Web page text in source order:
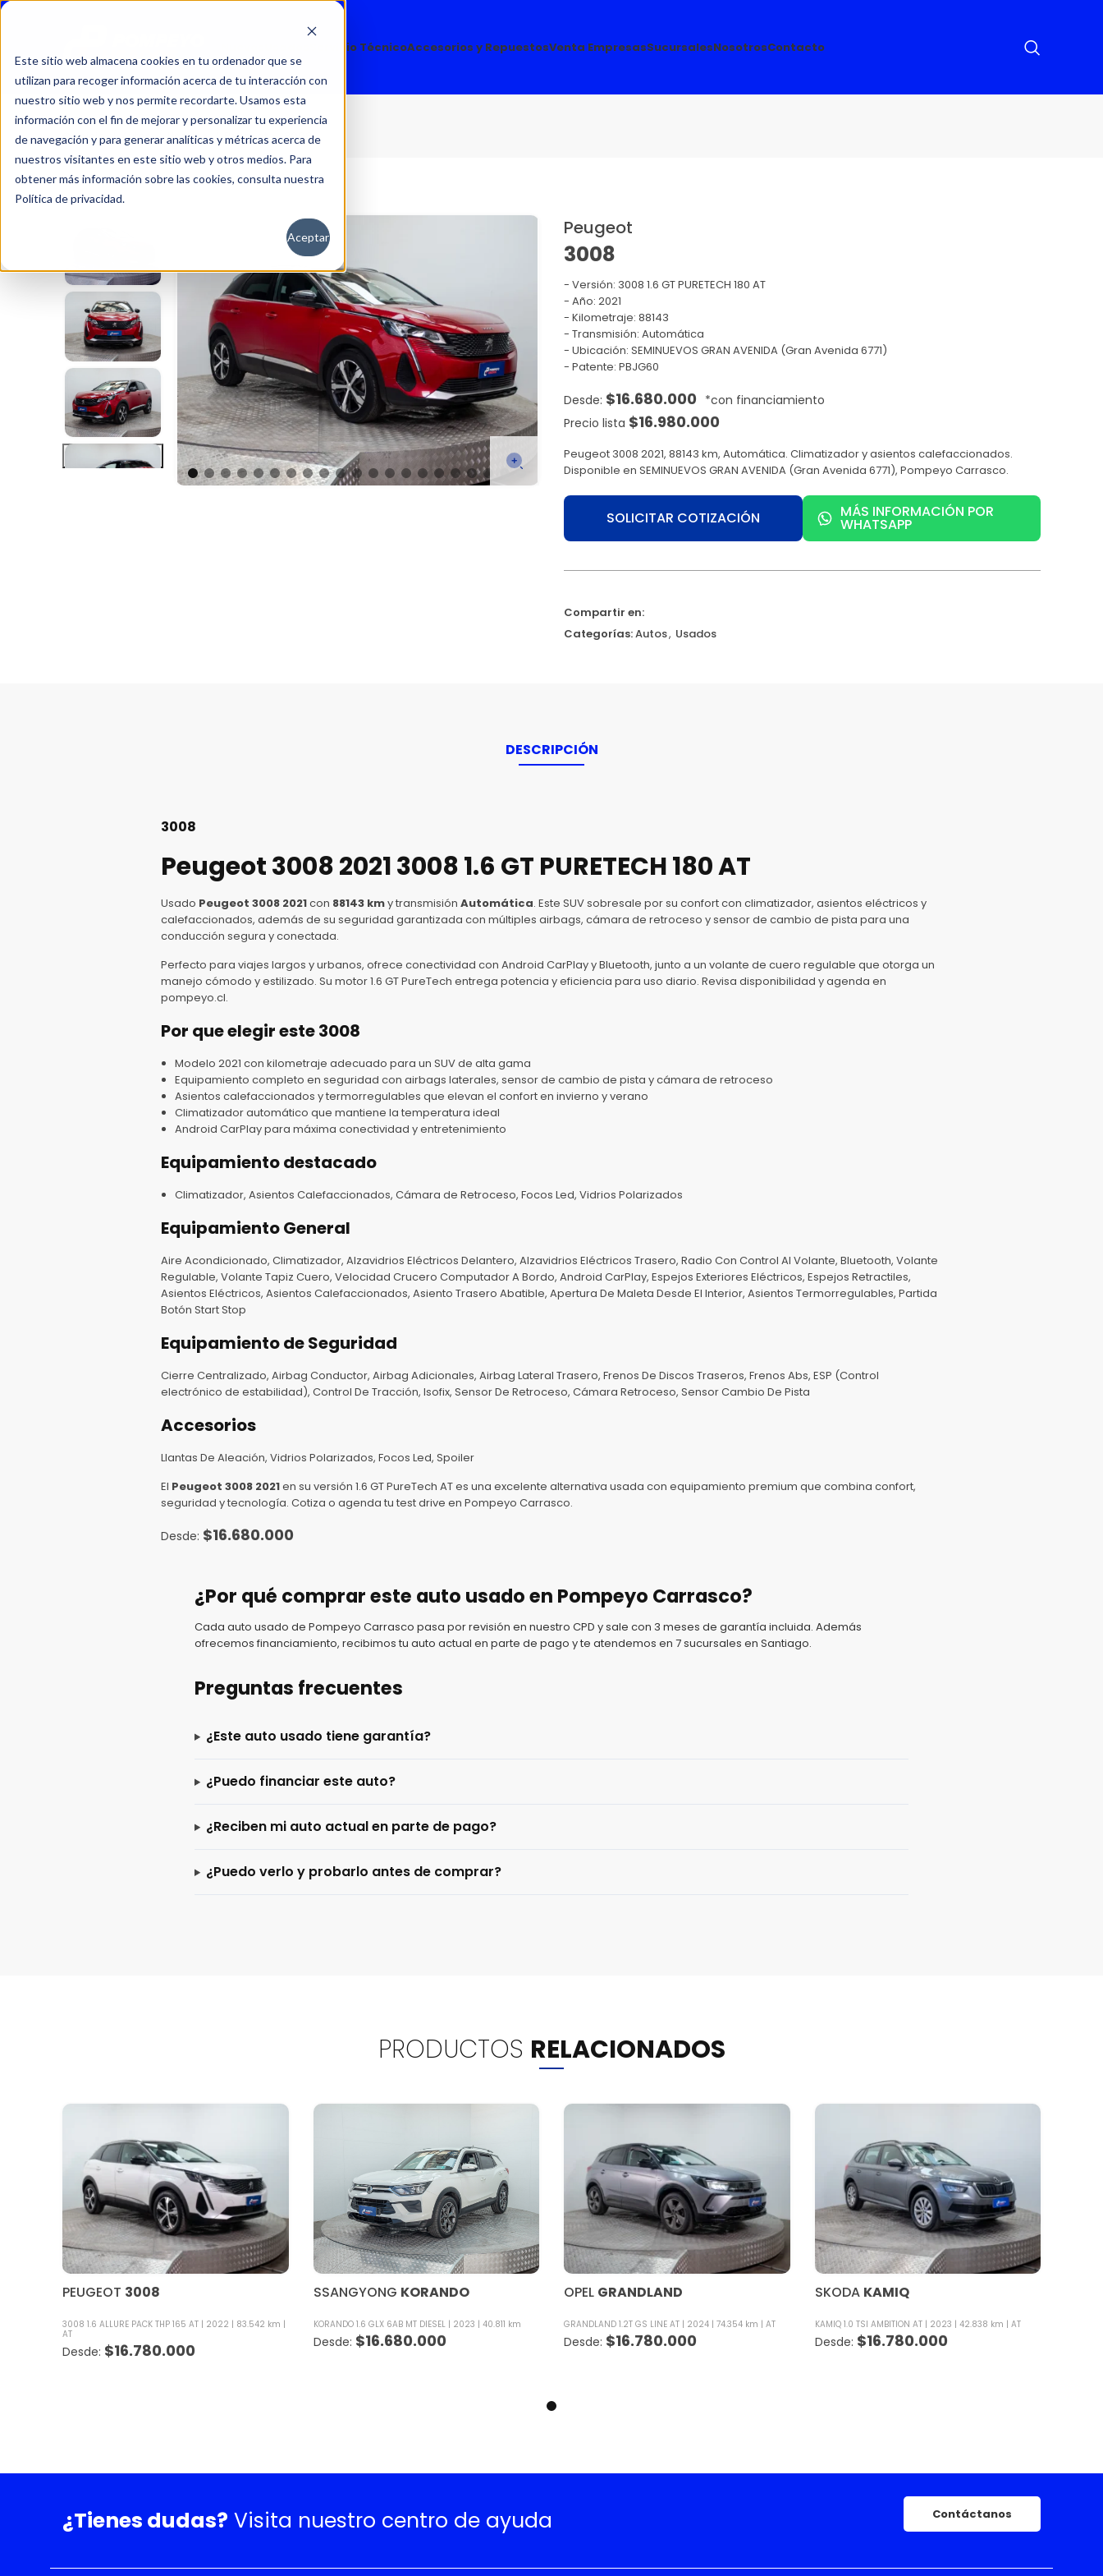
Este sitio web almacena cookies en tu ordenador que se
utilizan para recoger información acerca de tu interacción con
nuestro sitio web y nos permite recordarte. Usamos esta
información con el fin de mejorar y personalizar tu experiencia
de navegación y para generar analíticas y métricas acerca de
nuestros visitantes en este sitio web y otros medios. Para
obtener más información sobre las cookies, consulta nuestra
Política de privacidad.
Aceptar
Servicio TécnicoAccesorios y RepuestosVenta EmpresasSucursalesNosotrosContacto
Inicio Autos Usados Peugeot 3008
Peugeot
3008
Versión: 3008 1.6 GT PURETECH 180 AT
Año: 2021
Kilometraje: 88143
Transmisión: Automática
Ubicación: SEMINUEVOS GRAN AVENIDA (Gran Avenida 6771)
Patente: PBJG60
$16.680.000
Precio lista $16.980.000
Peugeot 3008 2021, 88143 km, Automática. Climatizador y asientos calefaccionados.
Disponible en SEMINUEVOS GRAN AVENIDA (Gran Avenida 6771), Pompeyo Carrasco.
SOLICITAR COTIZACIÓN MÁS INFORMACIÓN POR
WHATSAPP
Compartir en:
Categorías:Autos, Usados
DESCRIPCIÓN
3008
Peugeot 3008 2021 3008 1.6 GT PURETECH 180 AT
Usado Peugeot 3008 2021con 88143 kmy transmisión Automática. Este SUV sobresale por su confort con climatizador, asientos eléctricos y
calefaccionados, además de su seguridad garantizada con múltiples airbags, cámara de retroceso y sensor de cambio de pista para una
conducción segura y conectada.
Perfecto para viajes largos y urbanos, ofrece conectividad con Android CarPlay y Bluetooth, junto a un volante de cuero regulable que otorga un
manejo cómodo y estilizado. Su motor 1.6 GT PureTech entrega potencia y eficiencia para uso diario. Revisa disponibilidad y agenda en
pompeyo.cl.
Por que elegir este 3008
Modelo 2021 con kilometraje adecuado para un SUV de alta gama
Equipamiento completo en seguridad con airbags laterales, sensor de cambio de pista y cámara de retroceso
Asientos calefaccionados y termorregulables que elevan el confort en invierno y verano
Climatizador automático que mantiene la temperatura ideal
Android CarPlay para máxima conectividad y entretenimiento
Equipamiento destacado
Climatizador, Asientos Calefaccionados, Cámara de Retroceso, Focos Led, Vidrios Polarizados
Equipamiento General
Aire Acondicionado, Climatizador, Alzavidrios Eléctricos Delantero, Alzavidrios Eléctricos Trasero, Radio Con Control Al Volante, Bluetooth, Volante
Regulable, Volante Tapiz Cuero, Velocidad Crucero Computador A Bordo, Android CarPlay, Espejos Exteriores Eléctricos, Espejos Retractiles,
Asientos Eléctricos, Asientos Calefaccionados, Asiento Trasero Abatible, Apertura De Maleta Desde El Interior, Asientos Termorregulables, Partida
Botón Start Stop
Equipamiento de Seguridad
Cierre Centralizado, Airbag Conductor, Airbag Adicionales, Airbag Lateral Trasero, Frenos De Discos Traseros, Frenos Abs, ESP (Control
electrónico de estabilidad), Control De Tracción, Isofix, Sensor De Retroceso, Cámara Retroceso, Sensor Cambio De Pista
Accesorios
Llantas De Aleación, Vidrios Polarizados, Focos Led, Spoiler
El Peugeot 3008 2021en su versión 1.6 GT PureTech AT es una excelente alternativa usada con equipamiento premium que combina confort,
seguridad y tecnología. Cotiza o agenda tu test drive en Pompeyo Carrasco.
$16.680.000
¿Por qué comprar este auto usado en Pompeyo Carrasco?
Cada auto usado de Pompeyo Carrasco pasa por revisión en nuestro CPD y sale con 3 meses de garantía incluida. Además
ofrecemos financiamiento, recibimos tu auto actual en parte de pago y te atendemos en 7 sucursales en Santiago.
Preguntas frecuentes
¿Este auto usado tiene garantía?
¿Puedo financiar este auto?
¿Reciben mi auto actual en parte de pago?
¿Puedo verlo y probarlo antes de comprar?
PRODUCTOS RELACIONADOS
PEUGEOT 3008
3008 1.6 ALLURE PACK THP 165 AT 2022
83.542 km
AT
$16.780.000
SSANGYONG KORANDO
KORANDO 1.6 GLX 6AB MT DIESEL 2023 40.811 km
$16.680.000
OPEL GRANDLAND
GRANDLAND 1.2T GS LINE AT 2024 74.354 km AT
$16.780.000
SKODA KAMIQ
KAMIQ 1.0 TSI AMBITION AT 2023 42.838 km AT
$16.780.000
¿Tienes dudas? Visita nuestro centro de ayuda Contáctanos